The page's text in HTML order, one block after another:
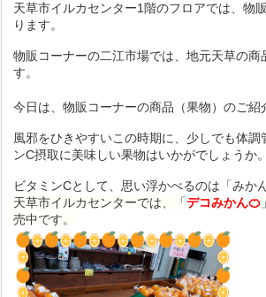
天草市イルカセンター1階のフロアでは、物
ります。
物販コーナーの二江市場では、地元天草の商
す。
今日は、物販コーナーの商品（果物）のご紹
風邪をひきやすいこの時期に、少しでも体調
ンC摂取に美味しい果物はいかがでしょうか。
ビタミンCとして、思い浮かべるのは「みか
天草市イルカセンターでは、「デコみかん🍊
売中です。